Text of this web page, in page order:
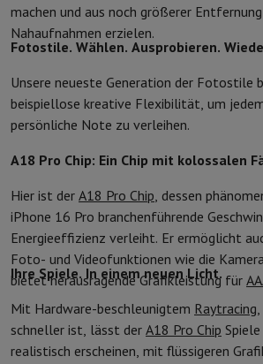
machen und aus noch größerer
Nahaufnahmen erzielen.
Fotostile. Wählen. Ausprobieren.
Unsere neueste Generation der Fotostile
beispiellose kreative Flexibilität, um
persönliche Note zu verleihen.
A18 Pro Chip: Ein Chip mit kolossalen
Hier ist der A18 Pro Chip, dessen
iPhone 16 Pro branchenführende
Energieeffizienz verleiht. Er ermöglicht
Foto- und Videofunktionen wie die
bietet herausragende Grafikleistung für
Ihre Spiele. In einem neuen Licht.
Mit Hardware-beschleunigtem Raytracing
schneller ist, lässt der A18 Pro Chip
realistisch erscheinen, mit flüssigeren